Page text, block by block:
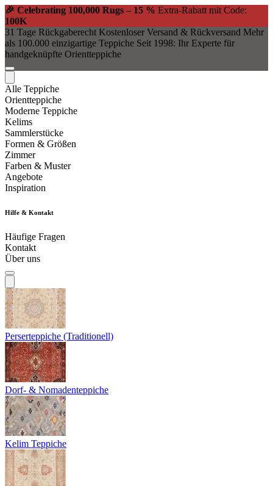
🎉 Celebrating 100,000 Rugs – 15 % Extra-Rabatt mit Code:
100K
31 Tage Rückgaberecht Kostenloser Versand & Rückversand Mehr
als 100.000 einzigartige Teppiche Seit 1998: Ihr Experte für
handgeknüpfte Orientteppiche
Alle Teppiche
Orientteppiche
Moderne Teppiche
Kelims
Sammlerstücke
Formen & Größen
Zimmer
Farben & Muster
Angebote
Inspiration
Hilfe & Kontakt
Häufige Fragen
Kontakt
Über uns
Perserteppiche (Traditionell)
Dorf- & Nomadenteppiche
Kelim Teppiche